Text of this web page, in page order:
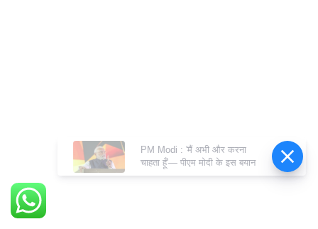
PM Modi : 'मैं अभी और करना
चाहता हूँ'— पीएम मोदी के इस बयान